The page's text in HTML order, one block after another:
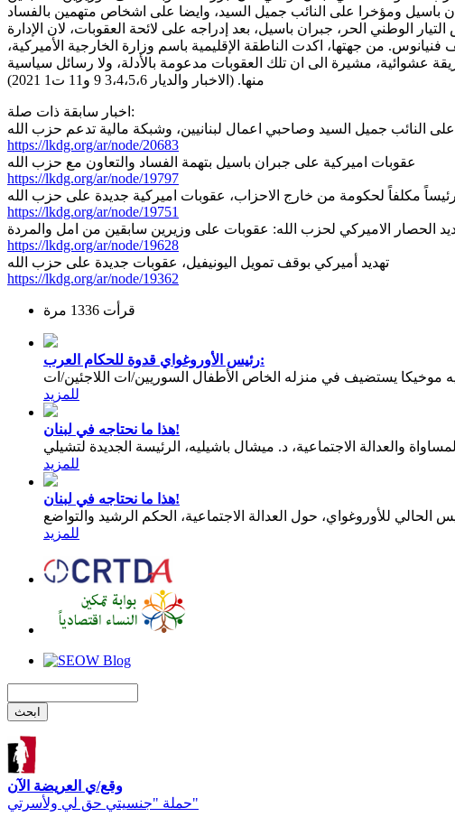
سألته عن الحسابات المصرفية لرئيس التيار الوطني الحر، جبران باسيل، بعد إدراجه على لائحة العقوبات، لان الإدارة
من جهتها، اكدت الناطقة الإقليمية باسم وزارة الخارجية الأميركية،
عشوائية، مشيرة الى ان تلك العقوبات مدعومة بالأدلة، ولا رسائل سياسية
منها. (الاخبار والديار 3،4،5،6 9 و11 ت1 2021)
اخبار سابقة ذات صلة:
النائب جميل السيد وصاحبي اعمال لبنانيين، وشبكة مالية تدعم حزب الله
https://lkdg.org/ar/node/20683
عقوبات اميركية على جبران باسيل بتهمة الفساد والتعاون مع حزب الله
https://lkdg.org/ar/node/19797
مكلفاً لحكومة من خارج الاحزاب، عقوبات اميركية جديدة على حزب الله
https://lkdg.org/ar/node/19751
الحصار الاميركي لحزب الله: عقوبات على وزيرين سابقين من امل والمردة
https://lkdg.org/ar/node/19628
تهديد أميركي بوقف تمويل اليونيفيل، عقوبات جديدة على حزب الله
https://lkdg.org/ar/node/19362
قرأت 1336 مرة
رئيس الأوروغواي قدوة للحكام العرب:
موخيكا يستضيف في منزله الخاص الأطفال السوريين/ات اللاجئين/ات
للمزيد
هذا ما نحتاجه في لبنان!
والعدالة الاجتماعية، د. ميشال باشيليه، الرئيسة الجديدة لتشيلي
للمزيد
هذا ما نحتاجه في لبنان!
للمزيد
وقع/ي العريضة الآن
حملة "جنسيتي حق لي ولأسرتي"